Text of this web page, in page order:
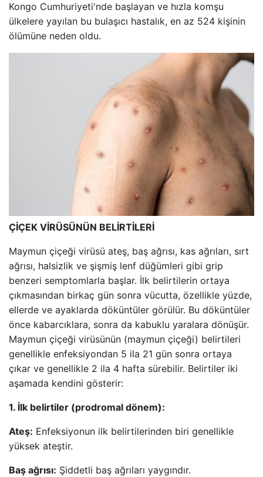
Kongo Cumhuriyeti'nde başlayan ve hızla komşu
ülkelere yayılan bu bulaşıcı hastalık, en az 524 kişinin
ölümüne neden oldu.
ÇİÇEK VİRÜSÜNÜN BELİRTİLERİ
Maymun çiçeği virüsü ateş, baş ağrısı, kas ağrıları, sırt
ağrısı, halsizlik ve şişmiş lenf düğümleri gibi grip
benzeri semptomlarla başlar. İlk belirtilerin ortaya
çıkmasından birkaç gün sonra vücutta, özellikle yüzde,
ellerde ve ayaklarda döküntüler görülür. Bu döküntüler
önce kabarcıklara, sonra da kabuklu yaralara dönüşür.
Maymun çiçeği virüsünün (maymun çiçeği) belirtileri
genellikle enfeksiyondan 5 ila 21 gün sonra ortaya
çıkar ve genellikle 2 ila 4 hafta sürebilir. Belirtiler iki
aşamada kendini gösterir:
1. İlk belirtiler (prodromal dönem):
Ateş: Enfeksiyonun ilk belirtilerinden biri genellikle
yüksek ateştir.
Baş ağrısı: Şiddetli baş ağrıları yaygındır.